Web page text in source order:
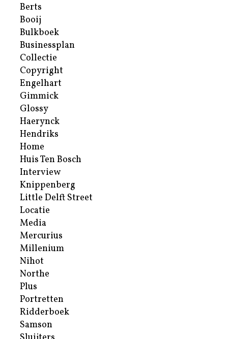
Berts
Booij
Bulkboek
Businessplan
Collectie
Copyright
Engelhart
Gimmick
Glossy
Haerynck
Hendriks
Home
Huis Ten Bosch
Interview
Knippenberg
Little Delft Street
Locatie
Media
Mercurius
Millenium
Nihot
Northe
Plus
Portretten
Ridderboek
Samson